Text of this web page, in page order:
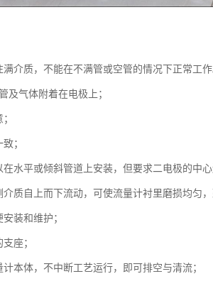
介质，不能在不满管或空管的情况下正常工
及气体附着在电极上；
；
水平或倾斜管道上安装，但要求二电极的中心
质自上而下流动，可使流量计衬里磨损均匀，
装和维护；
座；
本体，不中断工艺运行，即可排空与清流；